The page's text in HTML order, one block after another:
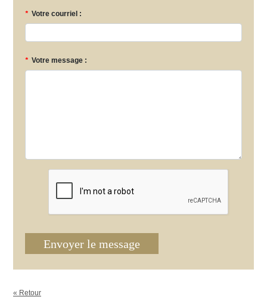
* Votre courriel :
* Votre message :
Envoyer le message
« Retour